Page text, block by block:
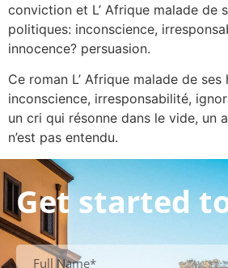
conviction et L’ Afrique malade de
politiques: inconscience,
innocence? persuasion.
Ce roman L’ Afrique malade de
inconscience, irresponsabilité,
un cri qui résonne dans le vide, un
n’est pas entendu.
Get started